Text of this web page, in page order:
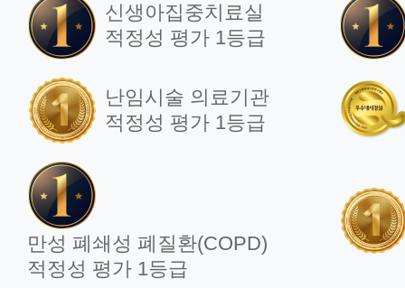
언론보도
최첨단 로봇수술 장비
'다빈치SP' 도입!
로봇수술 거점병원으로
우뚝!
언
최
가
신생아집중치료실
적정성 평가 1등급
난임시술 의료기관
적정성 평가 1등급
만성 폐쇄성 폐질환(COPD)
적정성 평가 1등급